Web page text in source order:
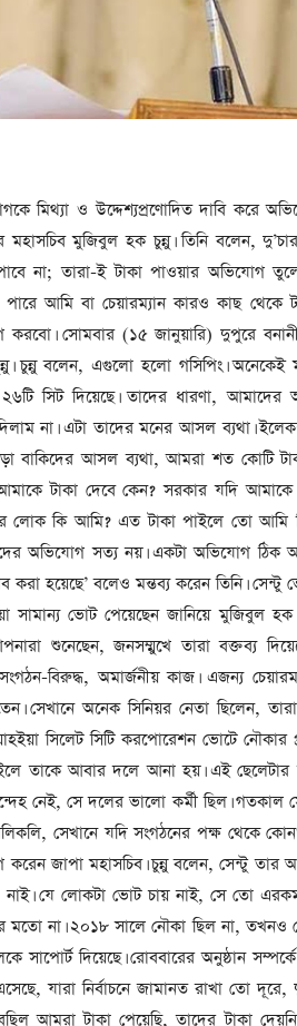
মিথ্যা ও উদ্দেশ্যপ্রণোদিত দাবি করে
মুজিবুল হক চুন্নু। তিনি বলেন, দু’চার
না; তারা-ই টাকা পাওয়ার অভিযোগ
আমি বা চেয়ারম্যান কারও কাছ থেকে
সোমবার (১৫ জানুয়ারি) দুপুরে
চুন্নু বলেন, এগুলো হলো গসিপিং। অনেকেই
সিট দিয়েছে। তাদের ধারণা, আমাদের
না। এটা তাদের মনের আসল ব্যথা।
বাকিদের আসল ব্যথা, আমরা শত কোটি
টাকা দেবে কেন? সরকার যদি আমাকে
লোক কি আমি? এত টাকা পাইলে তো আমি
তাদের অভিযোগ সত্য নয়। একটা অভিযোগ
হয়েছে’ বলেও মন্তব্য করেন তিনি। সেন্টু
ভোট পেয়েছেন জানিয়ে মুজিবুল হক
শুনেছেন, জনসম্মুখে তারা বক্তব্য
বিরুদ্ধ, অমার্জনীয় কাজ। এজন্য
সেখানে অনেক সিনিয়র নেতা ছিলেন,
সিলেট সিটি করপোরেশন ভোটে নৌকার
তাকে আবার দলে আনা হয়। এই ছেলেটার
নেই, সে দলের ভালো কর্মী ছিল। গতকাল
সেখানে যদি সংগঠনের পক্ষ থেকে
জাপা মহাসচিব। চুন্নু বলেন, সেন্টু তার
যে লোকটা ভোট চায় নাই, সে তো
মতো না। ২০১৮ সালে নৌকা ছিল না, তখনও
সাপোর্ট দিয়েছে। রোববারের অনুষ্ঠান
এসেছে, যারা নির্বাচনে জামানত রাখা তো
আমরা টাকা পেয়েছি, তাদের টাকা দেয়নি।
হতে